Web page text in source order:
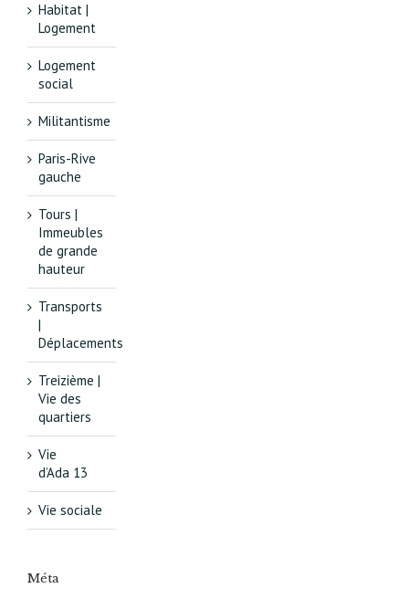
Habitat |
Logement
Logement
social
Militantisme
Paris-Rive
gauche
Tours |
Immeubles
de grande
hauteur
Transports
|
Déplacements
Treizième |
Vie des
quartiers
Vie
d’Ada 13
Vie sociale
Méta